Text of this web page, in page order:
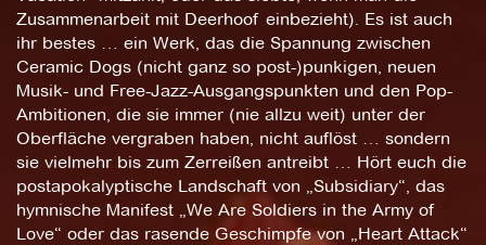
Zusammenarbeit mit Deerhoof einbezieht). Es ist auch
ihr bestes … ein Werk, das die Spannung zwischen
Ceramic Dogs (nicht ganz so post-)punkigen, neuen
Musik- und Free-Jazz-Ausgangspunkten und den Pop-
Ambitionen, die sie immer (nie allzu weit) unter der
Oberfläche vergraben haben, nicht auflöst … sondern
sie vielmehr bis zum Zerreißen antreibt … Hört euch die
postapokalyptische Landschaft von „Subsidiary“, das
hymnische Manifest „We Are Soldiers in the Army of
Love“ oder das rasende Geschimpfe von „Heart Attack“